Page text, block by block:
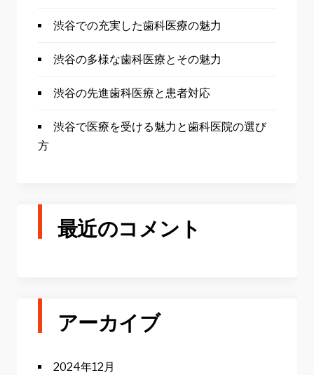
渋谷での充実した歯科医療の魅力
渋谷の多様な歯科医療とその魅力
渋谷の先進歯科医療と患者対応
渋谷で医療を受ける魅力と歯科医院の選び
方
最近のコメント
アーカイブ
2024年12月